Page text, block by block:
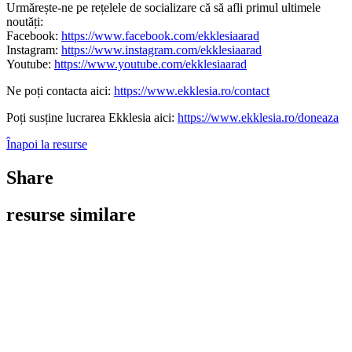
Urmărește-ne pe rețelele de socializare că să afli primul ultimele
noutăți:
Facebook: https://www.facebook.com/ekklesiaarad
Instagram: https://www.instagram.com/ekklesiaarad
Youtube: https://www.youtube.com/ekklesiaarad
Ne poți contacta aici: https://www.ekklesia.ro/contact
Poți susține lucrarea Ekklesia aici: https://www.ekklesia.ro/doneaza
Înapoi la resurse
Share
resurse similare